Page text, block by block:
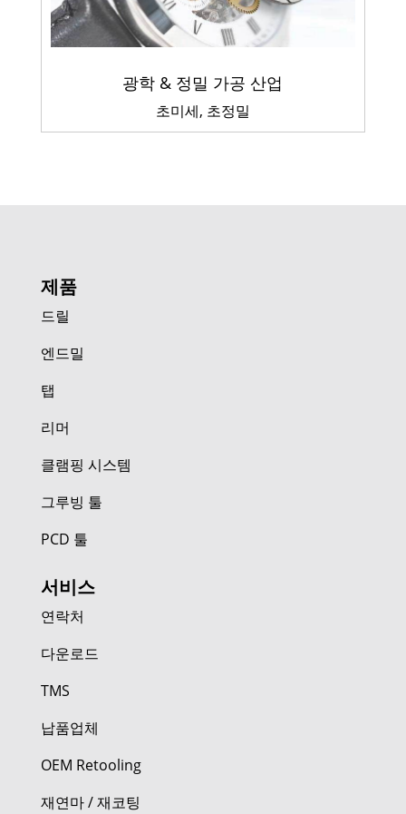
광학 & 정밀 가공 산업
초미세, 초정밀
제품
드릴
엔드밀
탭
리머
클램핑 시스템
그루빙 툴
PCD 툴
서비스
연락처
다운로드
TMS
납품업체
OEM Retooling
재연마 / 재코팅